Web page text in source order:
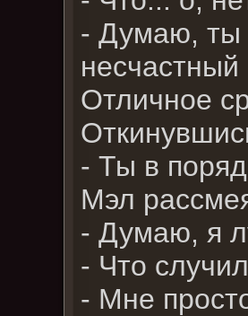
- Думаю, ты
несчастный
Отличное
- Ты в
Мэл
- Думаю, я
- Что
- Мне